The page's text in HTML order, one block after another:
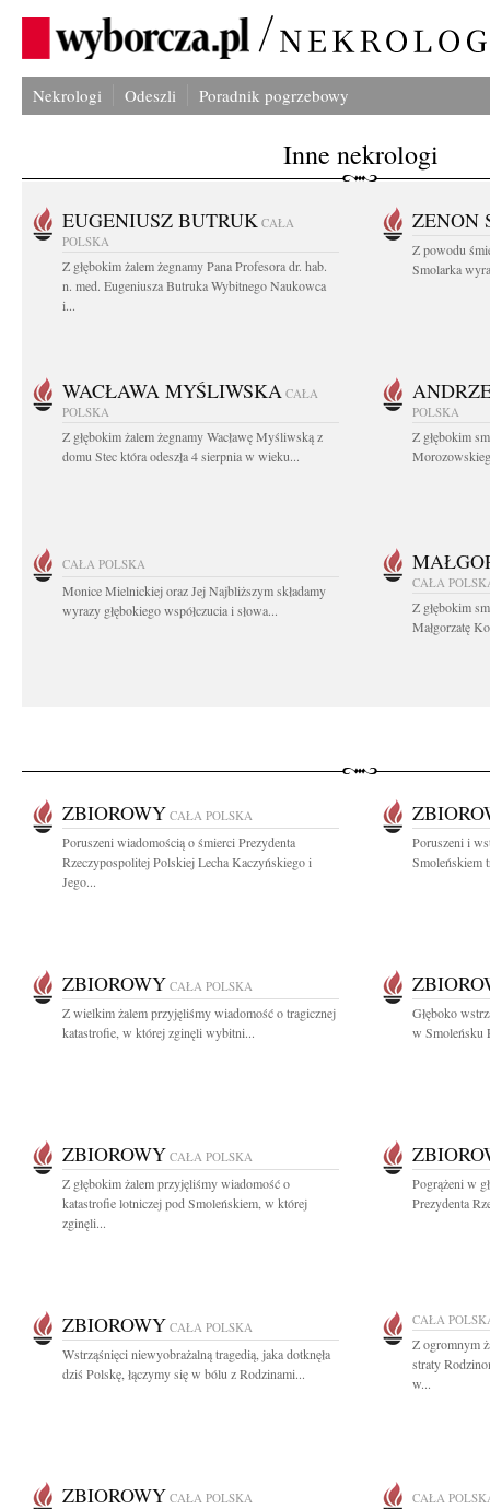
Nekrologi Odeszli Poradnik pogrzebowy
Inne nekrologi
EUGENIUSZ BUTRUK CAŁA
POLSKA
Z głębokim żalem żegnamy Pana Profesora dr. hab.
n. med. Eugeniusza Butruka Wybitnego Naukowca
i...
ZENON
Z powodu
Smolarka
WACŁAWA MYŚLIWSKA CAŁA
POLSKA
Z głębokim żalem żegnamy Wacławę Myśliwską z
domu Stec która odeszła 4 sierpnia w wieku...
POLSKA
Z głębokim
CAŁA POLSKA
Monice Mielnickiej oraz Jej Najbliższym składamy
wyrazy głębokiego współczucia i słowa...
CAŁA
Z głębokim
Małgorzatę
ZBIOROWY CAŁA POLSKA
Poruszeni wiadomością o śmierci Prezydenta
Rzeczypospolitej Polskiej Lecha Kaczyńskiego i
Jego...
Poruszeni i
Smoleńskiem
ZBIOROWY CAŁA POLSKA
Z wielkim żalem przyjęliśmy wiadomość o tragicznej
katastrofie, w której zginęli wybitni...
Głęboko
w Smoleńsku
ZBIOROWY CAŁA POLSKA
Z głębokim żalem przyjęliśmy wiadomość o
katastrofie lotniczej pod Smoleńskiem, w której
zginęli...
Pogrążeni w
Prezydenta
ZBIOROWY CAŁA POLSKA
Wstrząśnięci niewyobrażalną tragedią, jaka dotknęła
dziś Polskę, łączymy się w bólu z Rodzinami...
CAŁA
Z ogromnym
straty
w...
ZBIOROWY CAŁA POLSKA CAŁA